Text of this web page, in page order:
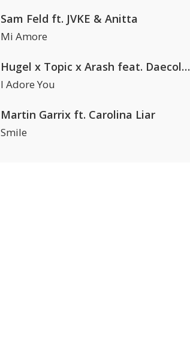
Sam Feld ft. JVKE & Anitta
Mi Amore
Hugel x Topic x Arash feat. Daecolm
I Adore You
Martin Garrix ft. Carolina Liar
Smile